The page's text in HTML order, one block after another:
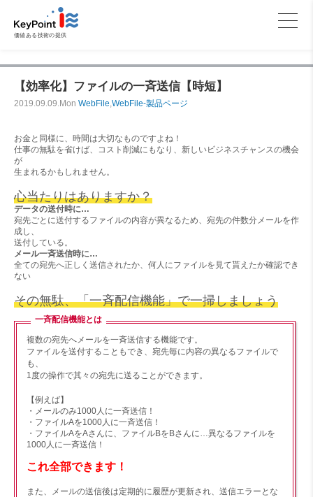
価値ある技術の提供
【効率化】ファイルの一斉送信【時短】
2019.09.09.Mon WebFile WebFile-製品ページ
お金と同様に、時間は大切なものですよね！
仕事の無駄を省けば、コスト削減にもなり、新しいビジネスチャンスの機会
が
生まれるかもしれません。
心当たりはありますか？
データの送付時に…
宛先ごとに送付するファイルの内容が異なるため、宛先の件数分メールを作
成し、
送付している。
メール一斉送信時に…
全ての宛先へ正しく送信されたか、何人にファイルを見て貰えたか確認でき
ない
その無駄、「一斉配信機能」で一掃しましょう
一斉配信機能とは
複数の宛先へメールを一斉送信する機能です。
ファイルを送付することもでき、宛先毎に内容の異なるファイルで
も、
1度の操作で其々の宛先に送ることができます。
【例えば】
・メールのみ1000人に一斉送信！
・ファイルAを1000人に一斉送信！
・ファイルAをAさんに、ファイルBをBさんに…異なるファイルを
1000人に一斉送信！
これ全部できます！
また、メールの送信後は定期的に履歴が更新され、送信エラーとな